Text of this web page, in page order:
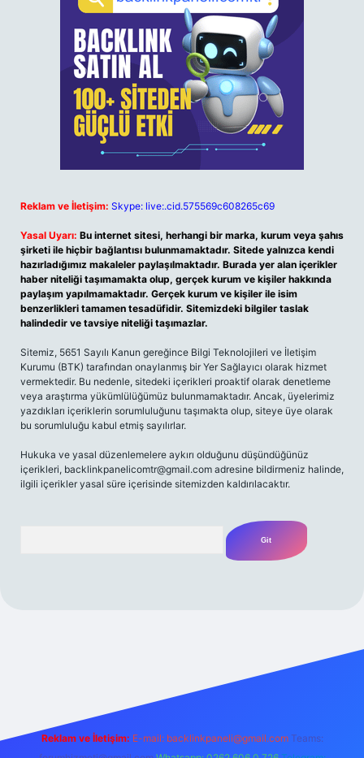
Reklam ve İletişim: Skype: live:.cid.575569c608265c69
Yasal Uyarı: Bu internet sitesi, herhangi bir marka, kurum veya şahıs
şirketi ile hiçbir bağlantısı bulunmamaktadır. Sitede yalnızca kendi
hazırladığımız makaleler paylaşılmaktadır. Burada yer alan içerikler
haber niteliği taşımamakta olup, gerçek kurum ve kişiler hakkında
paylaşım yapılmamaktadır. Gerçek kurum ve kişiler ile isim
benzerlikleri tamamen tesadüfidir. Sitemizdeki bilgiler taslak
halindedir ve tavsiye niteliği taşımazlar.
Sitemiz, 5651 Sayılı Kanun gereğince Bilgi Teknolojileri ve İletişim
Kurumu (BTK) tarafından onaylanmış bir Yer Sağlayıcı olarak hizmet
vermektedir. Bu nedenle, sitedeki içerikleri proaktif olarak denetleme
veya araştırma yükümlülüğümüz bulunmamaktadır. Ancak, üyelerimiz
yazdıkları içeriklerin sorumluluğunu taşımakta olup, siteye üye olarak
bu sorumluluğu kabul etmiş sayılırlar.
Hukuka ve yasal düzenlemelere aykırı olduğunu düşündüğünüz
içerikleri, backlinkpanelicomtr@gmail.com adresine bildirmeniz halinde,
ilgili içerikler yasal süre içerisinde sitemizden kaldırılacaktır.
www.betexper.xyz/
Reklam ve İletişim: E-mail: backlinkpaneli@gmail.com Teams: